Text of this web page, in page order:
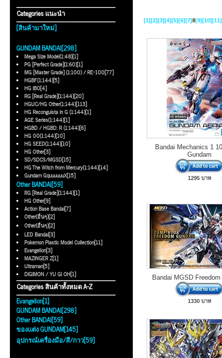
Categories แนะนำ
[สินค้ามาใหม่]
GUNDAM BANDAI[298]
Mega Size Model(1:48)[1]
PG [Perfect Grade](1:60)[1]
MG [Master Grade] (1:100) / RE-100[77]
HGBF(1:144)[5]
HG IBO[4]
RG [Real Grade](1:144)[20]
HGUC/HG Other(1:144)[113]
HG Reconguista in G (1:144)[1]
AGE Series(1:144)[1]
HGBD / HGBD: R (1:144)[6]
HG 00(1:144)[10]
HG SEED(1:144)[10]
HG Other[3]
SD/SDCS/MGSD[15]
HG The Witch from Mercury(1:144)[14]
Gundam GquuuuuuX[15]
Other BANDAI[59]
RG [Real Grade](1:144)[1]
HG Other[9]
Action Base Bandai[7]
Other(อื่นๆ)[2]
Other(อื่นๆ)[2]
LED Bandai[3]
Pokemon Plastic Model Collection[11]
Evangelion[3]
MAZINGER Z[1]
Ultraman[5]
DIGIMON / YU GI OH[1]
Categories สินค้าทั้งหมด A-Z
Evangelion[1]
GUNDAM BANDAI[298]
Other BANDAI[59]
ของแต่ง GUNDAM[145]
อุปกรณ์เครื่องมือ/สี/กาว[59]
[1][2][3][4][5][6][7]8[9][10][11]
Bandai Mechanics 1
Gundam
1295 บาท
Bandai MGSD
1330 บาท